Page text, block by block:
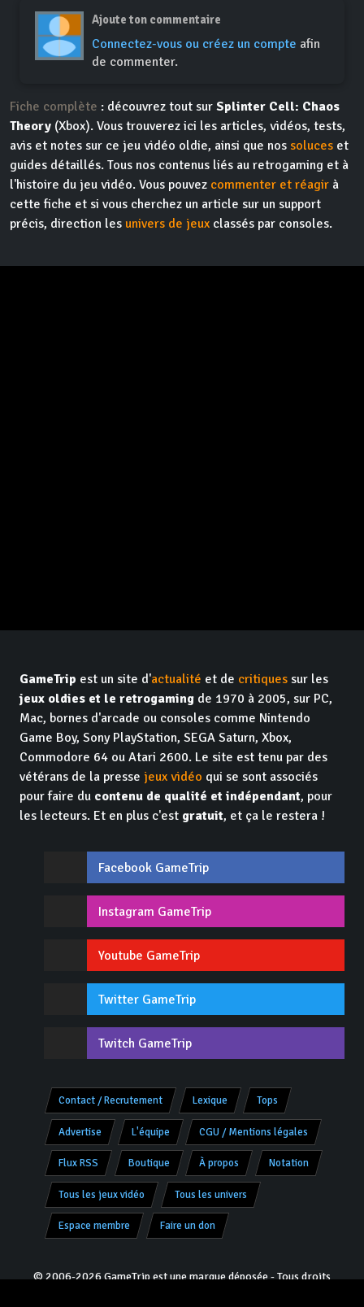
Ajoute ton commentaire
Connectez-vous ou créez un compte afin
de commenter.
Fiche complète : découvrez tout sur Splinter Cell: Chaos
Theory (Xbox). Vous trouverez ici les articles, vidéos, tests,
avis et notes sur ce jeu vidéo oldie, ainsi que nos soluces et
guides détaillés. Tous nos contenus liés au retrogaming et à
l'histoire du jeu vidéo. Vous pouvez commenter et réagir à
cette fiche et si vous cherchez un article sur un support
précis, direction les univers de jeux classés par consoles.
GameTrip est un site d'actualité et de critiques sur les
jeux oldies et le retrogaming de 1970 à 2005, sur PC,
Mac, bornes d'arcade ou consoles comme Nintendo
Game Boy, Sony PlayStation, SEGA Saturn, Xbox,
Commodore 64 ou Atari 2600. Le site est tenu par des
vétérans de la presse jeux vidéo qui se sont associés
pour faire du contenu de qualité et indépendant, pour
les lecteurs. Et en plus c'est gratuit, et ça le restera !
Facebook GameTrip
Instagram GameTrip
Youtube GameTrip
Twitter GameTrip
Twitch GameTrip
Contact / Recrutement Lexique Tops
Advertise L'équipe CGU / Mentions légales
Flux RSS Boutique À propos Notation
Tous les jeux vidéo Tous les univers
Espace membre Faire un don
© 2006-2026 GameTrip est une marque déposée - Tous droits